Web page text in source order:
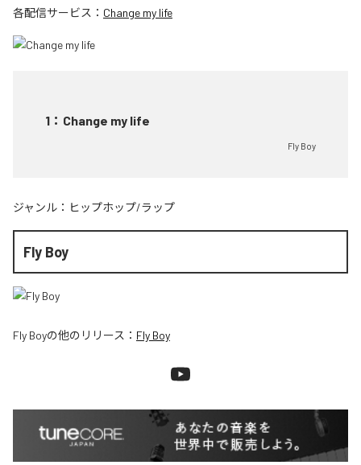
各配信サービス： Change my life
1 ： Change my life
Fly Boy
ジャンル： ヒップホップ/ラップ
Fly Boy
Fly Boyの他のリリース： Fly Boy